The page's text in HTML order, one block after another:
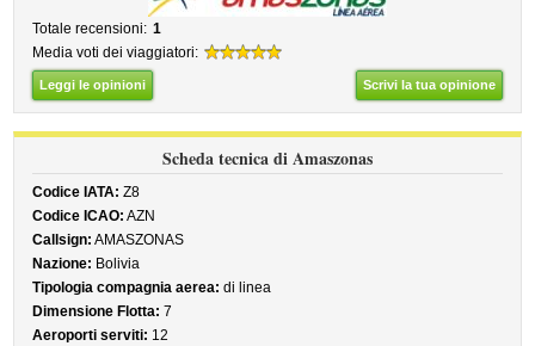
Totale recensioni: 1
Media voti dei viaggiatori:
Leggi le opinioni Scrivi la tua opinione
Scheda tecnica di Amaszonas
Codice IATA: Z8
Codice ICAO: AZN
Callsign: AMASZONAS
Nazione: Bolivia
Tipologia compagnia aerea: di linea
Dimensione Flotta: 7
Aeroporti serviti: 12